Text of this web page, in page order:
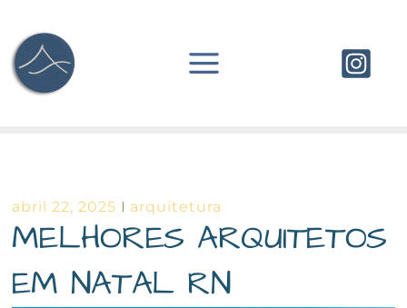
para
conteúdo
abril 22, 2025 arquitetura
MELHORES ARQUITETOS
EM NATAL RN